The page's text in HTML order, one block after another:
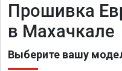
Прошивка
в Махачкале
Выберите вашу